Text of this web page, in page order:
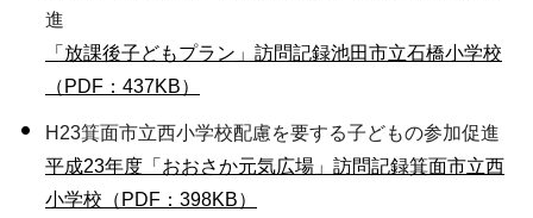
進
「放課後子どもプラン」訪問記録池田市立石橋小学校
（PDF：437KB）
H23箕面市立西小学校配慮を要する子どもの参加促進
平成23年度「おおさか元気広場」訪問記録箕面市立西
小学校（PDF：398KB）